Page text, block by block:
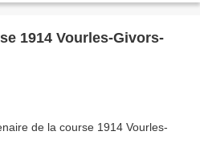
1914 Vourles-Givors-